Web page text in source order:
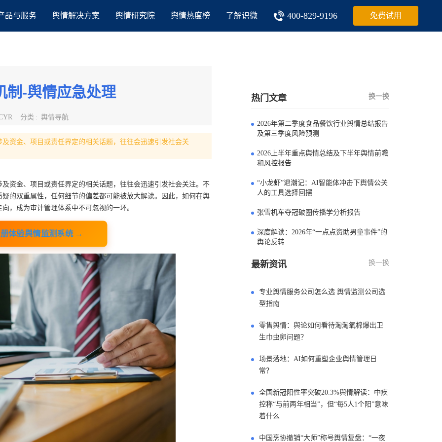
品与服务 舆情解决方案 舆情研究院 舆情热度榜 了解识微 400-829-9196 免费试用
制-舆情应急处理
分类 : 舆情导航
资金、项目或责任界定的相关话题，往往会迅速引发社会关
资金、项目或责任界定的相关话题，往往会迅速引发社会关注。不
的双重属性，任何细节的偏差都可能被放大解读。因此，如何在舆
，成为审计管理体系中不可忽视的一环。
体验舆情监测系统 →
热门文章 换一换
2026年第二季度食品餐饮行业舆情总结报告
及第三季度风险预测
2026上半年重点舆情总结及下半年舆情前瞻
和风控报告
“小龙虾”退潮记：AI智能体冲击下舆情公关
人的工具选择回摆
张雪机车夺冠破圈传播学分析报告
深度解读：2026年“一点点资助男童事件”的
舆论反转
最新资讯 换一换
专业舆情服务公司怎么选 舆情监测公司选
型指南
零售舆情：舆论如何看待淘淘氧棉爆出卫
生巾虫卵问题？
场景落地：AI如何重塑企业舆情管理日
常？
全国新冠阳性率突破20.3%舆情解读：中疾
控称“与前两年相当”，但“每5人1个阳”意味
着什么
中国烹协撤销“大师”称号舆情复盘：“一夜